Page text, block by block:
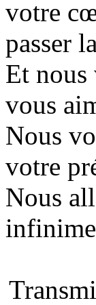
votre
passer
Et nous
vous
Nous
votre
Nous